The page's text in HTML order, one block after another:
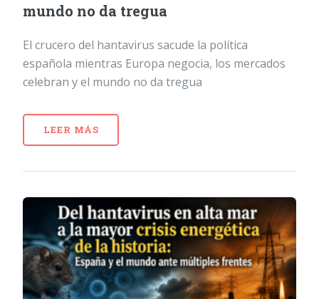
mundo no da tregua
El crucero del hantavirus sacude la política
española mientras Europa negocia, los mercados
celebran y el mundo no da tregua
LEER MÁS